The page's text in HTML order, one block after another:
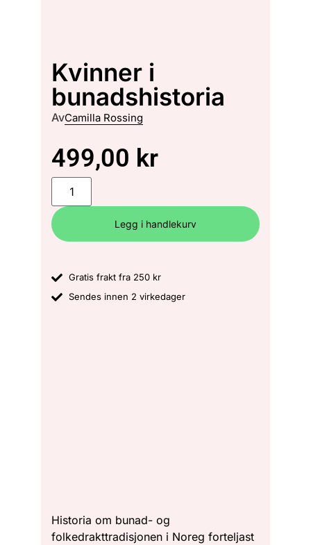
Kvinner i
bunadshistoria
AvCamilla Rossing
499,00 kr
Legg i handlekurv
Gratis frakt fra 250 kr
Sendes innen 2 virkedager
Historia om bunad- og
folkedrakttradisjonen i Noreg forteljast